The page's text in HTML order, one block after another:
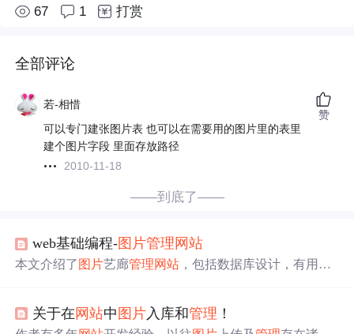
67 1 打赏
全部评论
若-相惜
可以专门建张图片表 也可以在需要用的图片里的表里
建个图片字段 里面存放路径
2010-11-18
赞
——到底了——
web基础编程-图片管理 网站
本文介绍了 图片艺廊管理网站 ，包括数据库设计，有用户
的困难，如差错处理、数据展示、乱码问题、
载等，并给出解决办法，工程源码已上传至csdn。
关于在 网站中 图片 入库和管理 ！